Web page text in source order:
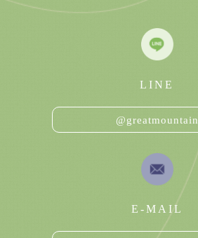
LINE
@greatmountain
E-MAIL